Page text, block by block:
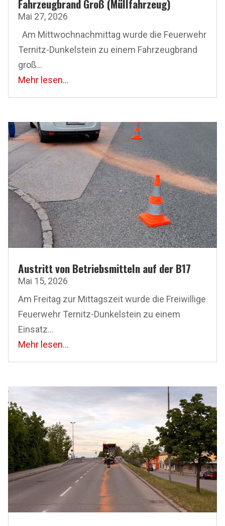
Fahrzeugbrand Groß (Müllfahrzeug)
Mai 27, 2026
Am Mittwoch­nachmittag wurde die Feuerwehr
Ternitz-Dunkelstein zu einem Fahrzeugbrand
groß...
Mehr lesen...
Austritt von Betriebsmitteln auf der B17
Mai 15, 2026
Am Freitag zur Mittagszeit wurde die Freiwillige
Feuerwehr Ternitz-Dunkelstein zu einem
Einsatz...
Mehr lesen...